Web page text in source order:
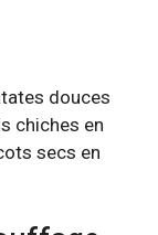
douces
chiches en
secs en